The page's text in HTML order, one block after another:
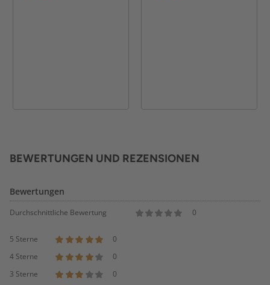
BEWERTUNGEN UND REZENSIONEN
Bewertungen
Durchschnittliche Bewertung 0
5 Sterne
0
4 Sterne
0
3 Sterne
0